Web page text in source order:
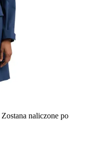
Zostana naliczone po